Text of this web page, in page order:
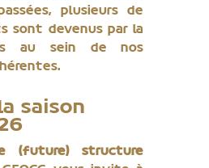
plusieurs de
sont devenus par la
au sein de nos
saison
(future) structure